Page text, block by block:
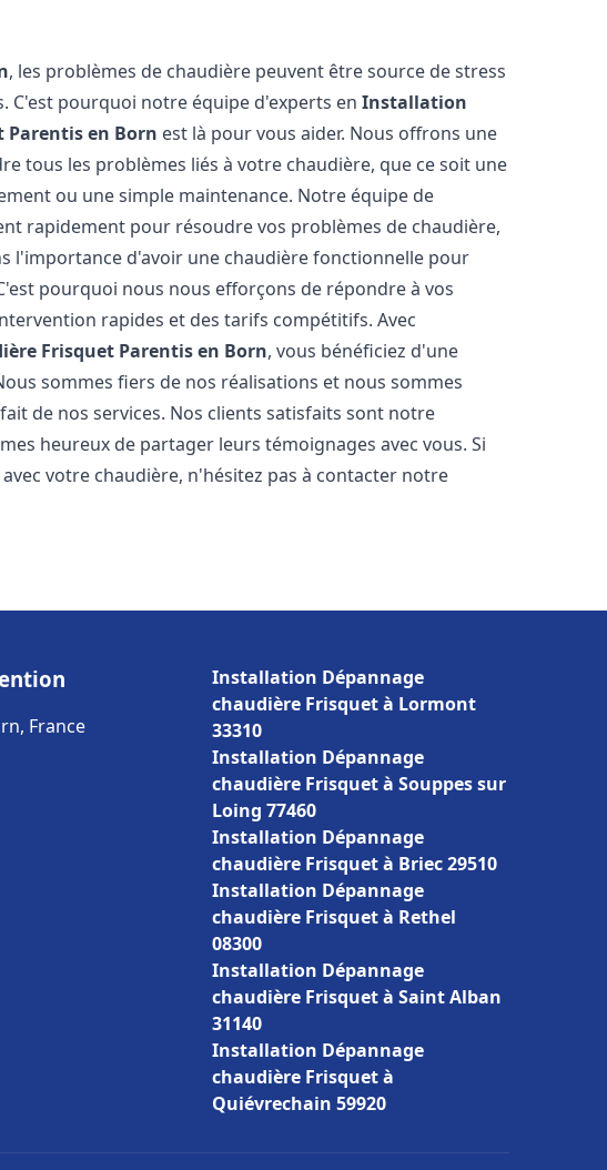
, les problèmes de chaudière peuvent être source de stress
C'est pourquoi notre équipe d'experts enInstallation
Parentis en Born est là pour vous aider. Nous offrons une
tous les problèmes liés à votre chaudière, que ce soit une
ou une simple maintenance. Notre équipe de
rapidement pour résoudre vos problèmes de chaudière,
l'importance d'avoir une chaudière fonctionnelle pour
pourquoi nous nous efforçons de répondre à vos
rapides et des tarifs compétitifs. Avec
Frisquet Parentis en Born, vous bénéficiez d'une
sommes fiers de nos réalisations et nous sommes
de nos services. Nos clients satisfaits sont notre
heureux de partager leurs témoignages avec vous. Si
votre chaudière, n'hésitez pas à contacter notre
France
Installation Dépannage
chaudière Frisquet à Lormont
33310
Installation Dépannage
chaudière Frisquet à Souppes sur
Loing 77460
Installation Dépannage
chaudière Frisquet à Briec 29510
Installation Dépannage
chaudière Frisquet à Rethel
08300
Installation Dépannage
chaudière Frisquet à Saint Alban
31140
Installation Dépannage
chaudière Frisquet à
Quiévrechain 59920